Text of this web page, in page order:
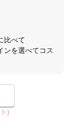
比べて
ンを選べてコス
)